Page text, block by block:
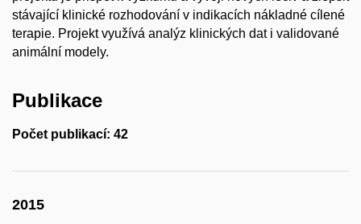
stávající klinické rozhodování v indikacích nákladné cílené
terapie. Projekt využívá analýz klinických dat i validované
animální modely.
Publikace
Počet publikací: 42
2015